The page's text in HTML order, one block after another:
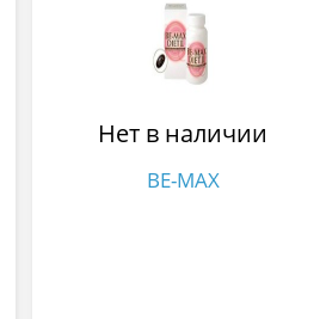
Нет в наличии
BE-MAX